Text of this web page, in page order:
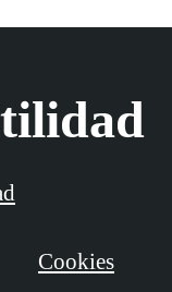
Cookies